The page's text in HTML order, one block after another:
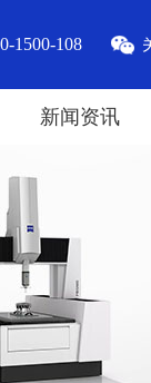
1500-108
新闻资讯